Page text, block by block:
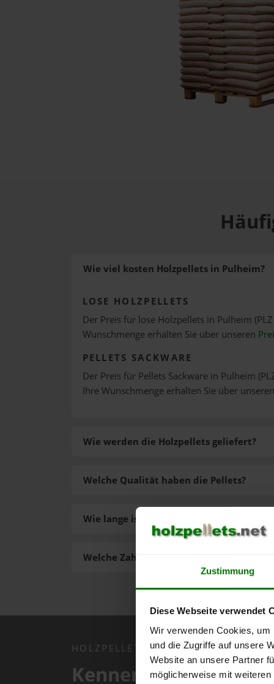
Zustimmung
Diese Webseite verwendet
Wir verwenden Cookies,
und die Zugriffe auf unsere
Website an unsere Partner
möglicherweise mit
Wie viel kosten Holzpellets in Pulheim?
LOSE HOLZPELLETS
Der Preis für lose Holzpellets in Pulheim
Wunschmenge erhalten Sie über unseren
PELLETS SACKWARE
Der Preis für Pellets Sackware in Pulheim
Ihre Wunschmenge erhalten Sie über unseren
Wie werden die Holzpellets geliefert?
Welche Zahlungsarten gibt es?
Welche Qualität haben die Pellets?
Wie lange ist die Lieferzeit der Pellets?
HOLZPELLETS.NET APP
Kennen Sie schon